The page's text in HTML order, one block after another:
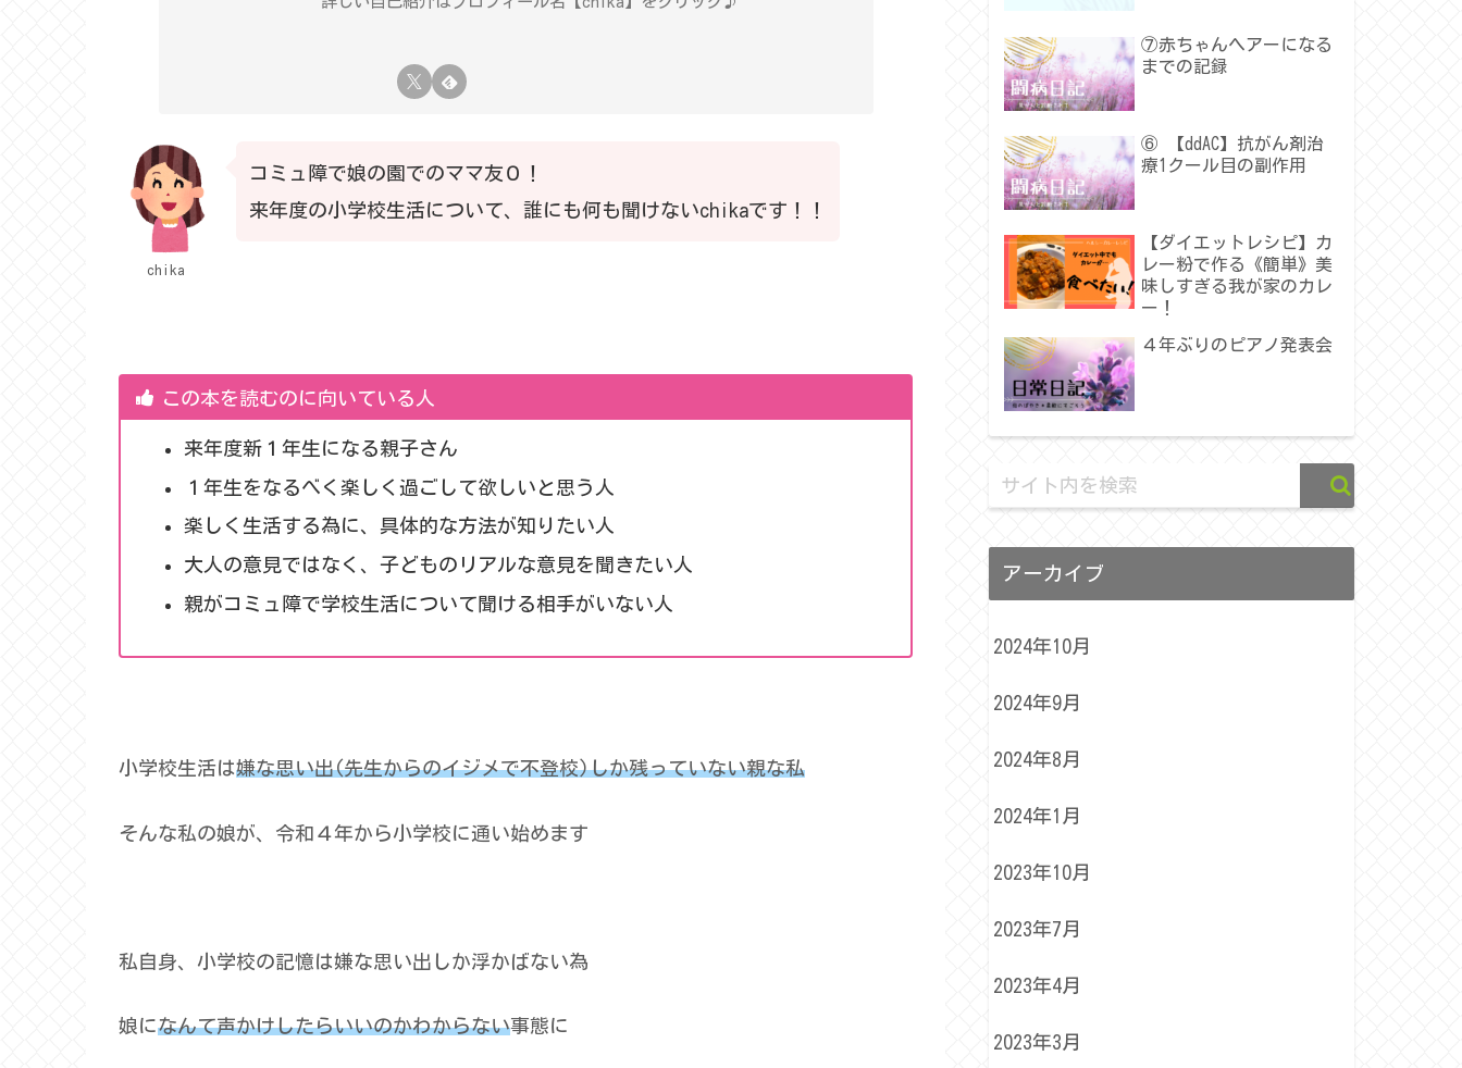
chika
コミュ障で娘の園でのママ友０！
来年度の小学校生活について、誰にも何も聞けないchikaです！！
この本を読むのに向いている人
来年度新１年生になる親子さん
１年生をなるべく楽しく過ごして欲しいと思う人
楽しく生活する為に、具体的な方法が知りたい人
大人の意見ではなく、子どものリアルな意見を聞きたい人
親がコミュ障で学校生活について聞ける相手がいない人
小学校生活は嫌な思い出(先生からのイジメで不登校)しか残っていない親な私
そんな私の娘が、令和４年から小学校に通い始めます
私自身、小学校の記憶は嫌な思い出しか浮かばない為
娘になんて声かけしたらいいのかわからない事態に
⑦赤ちゃんヘアーになる
までの記録
⑥ 【ddAC】抗がん剤治
療1クール目の副作用
【ダイエットレシピ】カ
レー粉で作る《簡単》美
味しすぎる我が家のカレ
ー！
４年ぶりのピアノ発表会
アーカイブ
2024年10月
2024年9月
2024年8月
2024年1月
2023年10月
2023年7月
2023年4月
2023年3月